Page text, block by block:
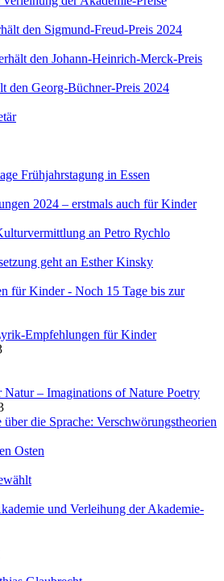
den Sigmund-Freud-Preis 2024
den Johann-Heinrich-Merck-Preis
den Georg-Büchner-Preis 2024
Frühjahrstagung in Essen
2024 – erstmals auch für Kinder
an Petro Rychlo
geht an Esther Kinsky
für Kinder - Noch 15 Tage bis zur
Empfehlungen für Kinder
Natur – Imaginations of Nature Poetry
die Sprache: Verschwörungstheorien
Osten
und Verleihung der Akademie-